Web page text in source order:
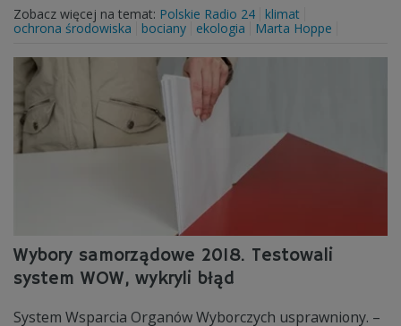
Zobacz więcej na temat: Polskie Radio 24
klimat
ochrona środowiska
bociany ekologia Marta Hoppe
Wybory samorządowe 2018. Testowali
system WOW, wykryli błąd
System Wsparcia Organów Wyborczych usprawniony. –